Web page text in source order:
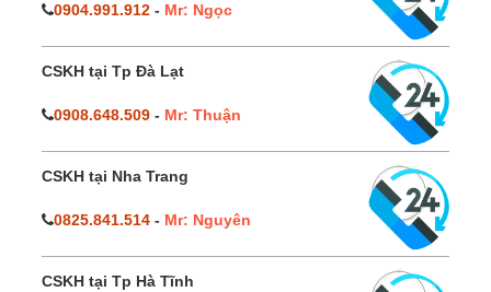
0904.991.912 - Mr: Ngọc
CSKH tại Tp Đà Lạt
0908.648.509 - Mr: Thuận
CSKH tại Nha Trang
0825.841.514 - Mr: Nguyên
CSKH tại Tp Hà Tĩnh